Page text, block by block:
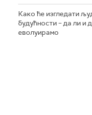
Како ће изгледати
будућности – да ли и
еволуирамо